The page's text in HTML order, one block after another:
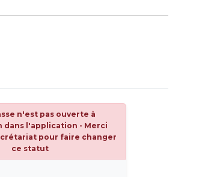
n'est pas ouverte à
dans l'application - Merci
pour faire changer
ce statut